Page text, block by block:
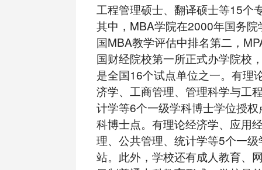
工程管理硕士、翻译硕士等15个
其中，MBA学院在2000年国务院
国MBA教学评估中排名第二，
国财经院校第一所正式办学院校
是全国16个试点单位之一。有理
济学、工商管理、管理科学与工
计学等6个一级学科博士学位授
科博士点。有理论经济学、应用
理、公共管理、统计学等5个一
站。此外，学校还有成人教育、